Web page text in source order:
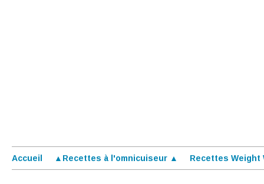
Accueil ▲Recettes à l'omnicuiseur ▲ Recettes Weight